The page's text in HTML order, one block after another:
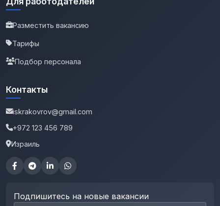
Разместить вакансию
Тарифы
Подбор персонала
Контакты
iskrakovrov@gmail.com
+972 123 456 789
Израиль
Подпишитесь на новые вакансии